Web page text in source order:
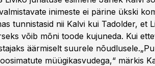
inimeste ei pärine ükski
tunnistasid nii Kalvi kui Tadolder, et
võib mõni toode kujuneda. Kui
äärmiselt suurele
müügikasvudega,“ märkis